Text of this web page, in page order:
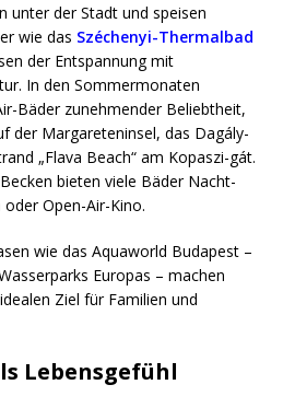
unter der Stadt und speisen
wie das Széchenyi-Thermalbad
der Entspannung mit
In den Sommermonaten
Bäder zunehmender Beliebtheit,
der Margareteninsel, das Dagály-
„Flava Beach“ am Kopaszi-gát.
bieten viele Bäder Nacht-
Open-Air-Kino.
wie das Aquaworld Budapest –
Europas – machen
Ziel für Familien und
Lebensgefühl